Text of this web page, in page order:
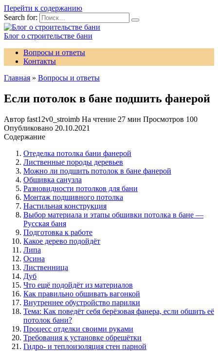
Перейти к содержанию
Search for:
Блог о строительстве бани
Вопросы и ответы
Контакты
Главная » Вопросы и ответы
Если потолок в бане подшить фанерой
Автор fast12v0_stroimb На чтение 27 мин Просмотров 100
Опубликовано 20.10.2021
Содержание
Отеделка потолка бани фанерой
Лиственные породы деревьев
Можно ли подшить потолок в бане фанерой
Обшивка санузла
Разновидности потолков для бани
Монтаж подшивного потолка
Настильная конструкция
Выбор материала и этапы обшивки потолка в бане —
Русская баня
Подготовка к работе
Какое дерево подойдёт
Липа
Осина
Лиственница
Дуб
Что ещё подойдёт из материалов
Как правильно обшивать вагонкой
Внутреннее обустройство парилки
Тема: Как поведёт себя берёзовая фанера, если обшить её
потолок бани?
Процесс отделки своими руками
Требования к установке обрешётки
Гидро- и теплоизоляция стен парной